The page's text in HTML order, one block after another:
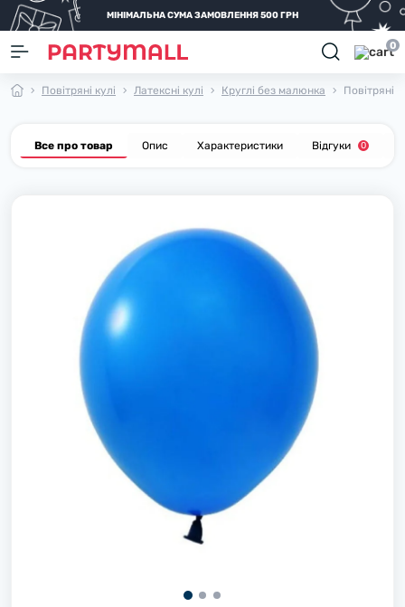
МІНІМАЛЬНА СУМА ЗАМОВЛЕННЯ 500 ГРН
0
Повітряні кулі Латексні кулі Круглі без малюнка Повітряні
Все про товар Опис Характеристики Відгуки 0